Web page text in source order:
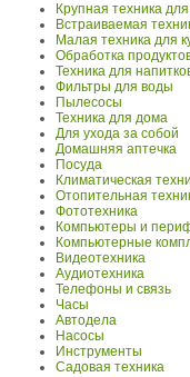
Крупная техника для
Встраиваемая
Малая техника для
Обработка
Техника для
Фильтры для воды
Пылесосы
Техника для дома
Для ухода за собой
Домашняя аптечка
Посуда
Климатическая
Отопительная
Фототехника
Компьютеры и
Компьютерные
Видеотехника
Аудиотехника
Телефоны и связь
Часы
Автодела
Насосы
Инструменты
Садовая техника